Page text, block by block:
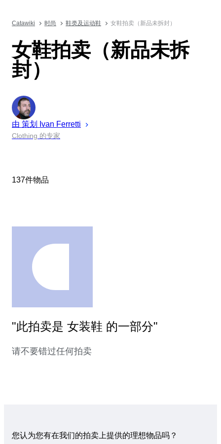
Catawiki 时尚 鞋类及运动鞋 女鞋拍卖（新品未拆封）
女鞋拍卖（新品未拆
封）
由 策划 Ivan Ferretti
Clothing 的专家
137件物品
"此拍卖是 女装鞋 的一部分"
请不要错过任何拍卖
您认为您有在我们的拍卖上提供的理想物品吗？